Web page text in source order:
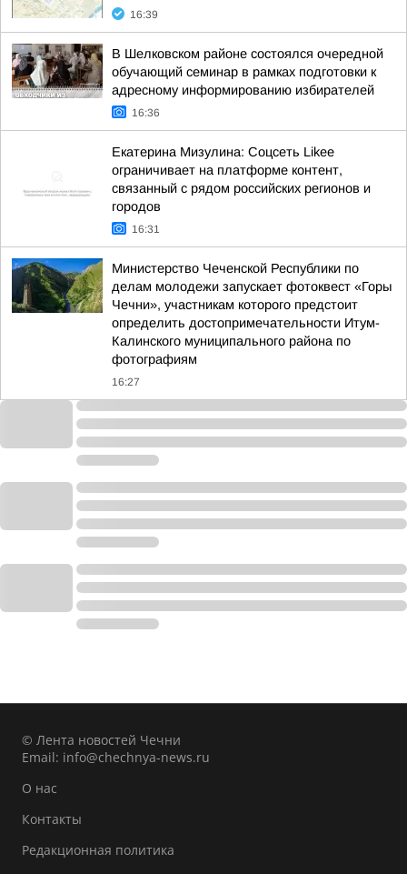
16:39
В Шелковском районе состоялся очередной
обучающий семинар в рамках подготовки к
адресному информированию избирателей
16:36
Екатерина Мизулина: Соцсеть Likee
ограничивает на платформе контент,
связанный с рядом российских регионов и
городов
16:31
Министерство Чеченской Республики по
делам молодежи запускает фотоквест «Горы
Чечни», участникам которого предстоит
определить достопримечательности Итум-
Калинского муниципального района по
фотографиям
16:27
© Лента новостей Чечни
Email: info@chechnya-news.ru
О нас
Контакты
Редакционная политика